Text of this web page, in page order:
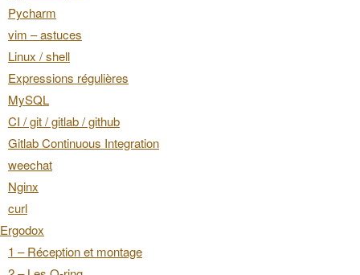
Pycharm
vim – astuces
Linux / shell
Expressions régulières
MySQL
CI / git / gitlab / github
Gitlab Continuous Integration
weechat
Nginx
curl
Ergodox
1 – Réception et montage